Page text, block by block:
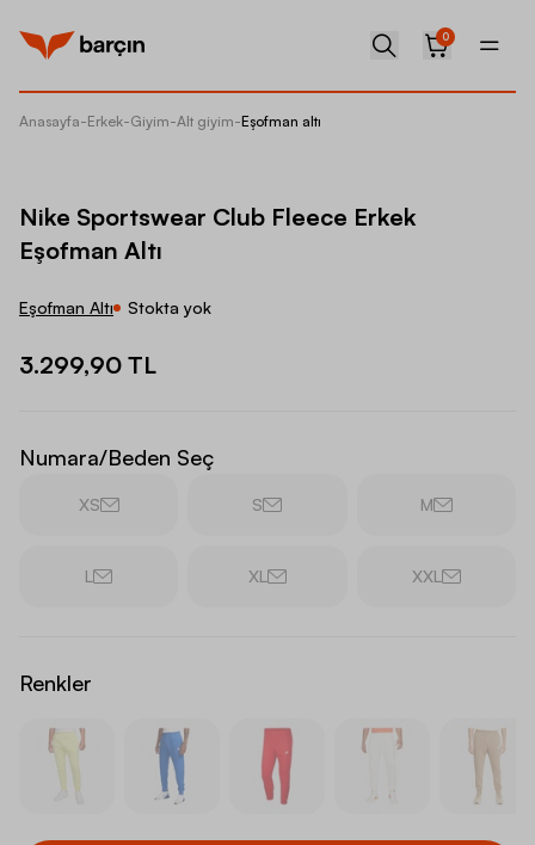
0
Anasayfa-Erkek-Giyim-Alt giyim-Eşofman altı
Nike Sportswear Club Fleece Erkek
Eşofman Altı
Eşofman Altı Stokta yok
3.299,90 TL
Numara/Beden Seç
XS S M
L XL XXL
Renkler